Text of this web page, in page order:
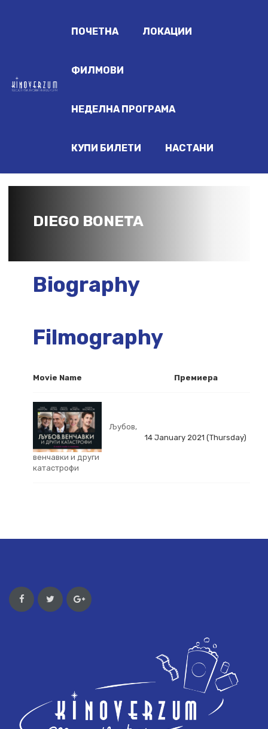
ПОЧЕТНА ЛОКАЦИИ
ФИЛМОВИ
НЕДЕЛНА ПРОГРАМА
КУПИ БИЛЕТИ НАСТАНИ
DIEGO BONETA
Biography
Filmography
Movie Name Премиера
Љубов,
венчавки и други
катастрофи
14 January 2021 (Thursday)